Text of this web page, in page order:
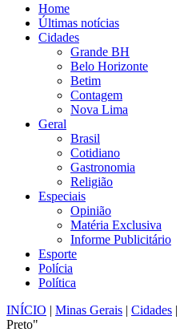
Home
Últimas notícias
Cidades
Grande BH
Belo Horizonte
Betim
Contagem
Nova Lima
Geral
Brasil
Cotidiano
Gastronomia
Religião
Especiais
Opinião
Matéria Exclusiva
Informe Publicitário
Esporte
Polícia
Política
INÍCIO | Minas Gerais | Cidades |
Preto"